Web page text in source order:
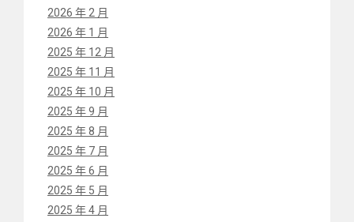
2026 年 2 月
2026 年 1 月
2025 年 12 月
2025 年 11 月
2025 年 10 月
2025 年 9 月
2025 年 8 月
2025 年 7 月
2025 年 6 月
2025 年 5 月
2025 年 4 月